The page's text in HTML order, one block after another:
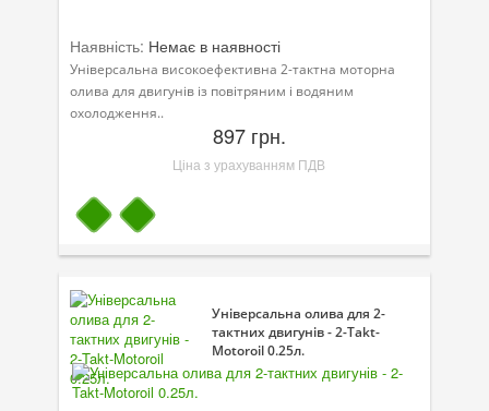
Наявність: Немає в наявності
Універсальна високоефективна 2-тактна моторна
олива для двигунів із повітряним і водяним
охолодження..
897 грн.
Ціна з урахуванням ПДВ
Універсальна олива для 2-
тактних двигунів - 2-Takt-
Motoroil 0.25л.